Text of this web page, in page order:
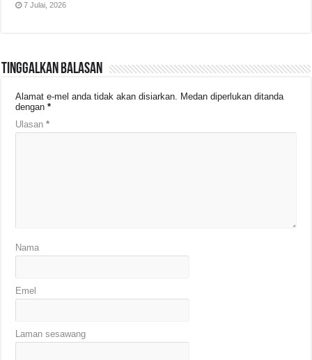
7 Julai, 2026
Tinggalkan Balasan
Alamat e-mel anda tidak akan disiarkan. Medan diperlukan ditanda
dengan*
Ulasan*
Nama
Emel
Laman sesawang